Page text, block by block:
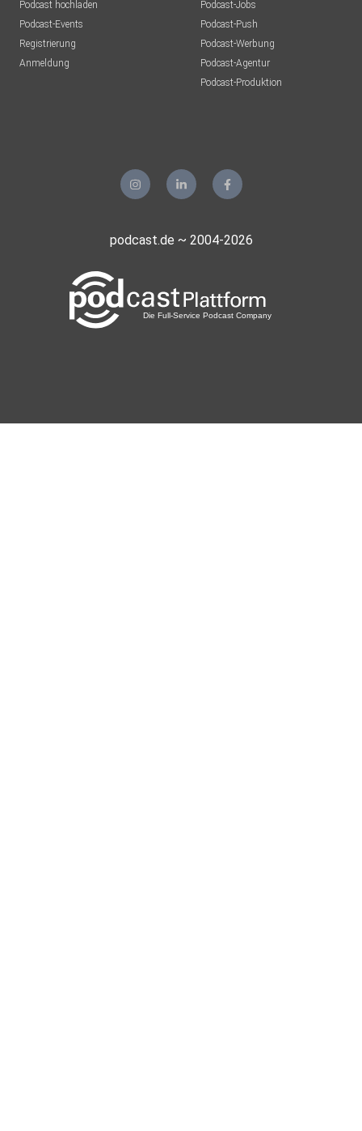
Podcast hochladen
Podcast-Events
Registrierung
Anmeldung
Podcast-Jobs
Podcast-Push
Podcast-Werbung
Podcast-Agentur
Podcast-Produktion
podcast.de ~ 2004-2026